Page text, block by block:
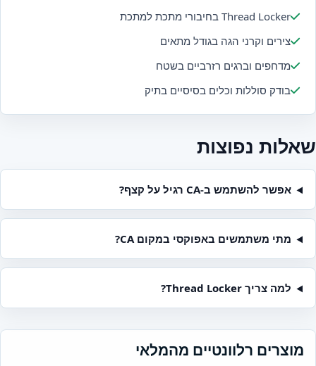
Thread Locker בחיבורי מתכת למתכת
צירים וקרני הגה בגודל מתאים
מדחפים וברגים רזרביים בשטח
בודק סוללות וכלים בסיסיים בתיק
שאלות נפוצות
אפשר להשתמש ב-CA רגיל על קצף?
מתי משתמשים באפוקסי במקום CA?
למה צריך Thread Locker?
מוצרים רלוונטיים מהמלאי